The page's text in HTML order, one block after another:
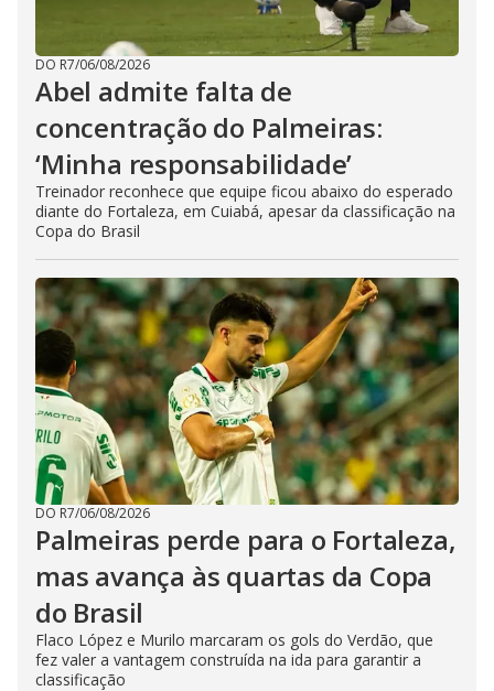
DO R7/06/08/2026
Abel admite falta de
concentração do Palmeiras:
‘Minha responsabilidade’
Treinador reconhece que equipe ficou abaixo do esperado
diante do Fortaleza, em Cuiabá, apesar da classificação na
Copa do Brasil
DO R7/06/08/2026
Palmeiras perde para o Fortaleza,
mas avança às quartas da Copa
do Brasil
Flaco López e Murilo marcaram os gols do Verdão, que
fez valer a vantagem construída na ida para garantir a
classificação